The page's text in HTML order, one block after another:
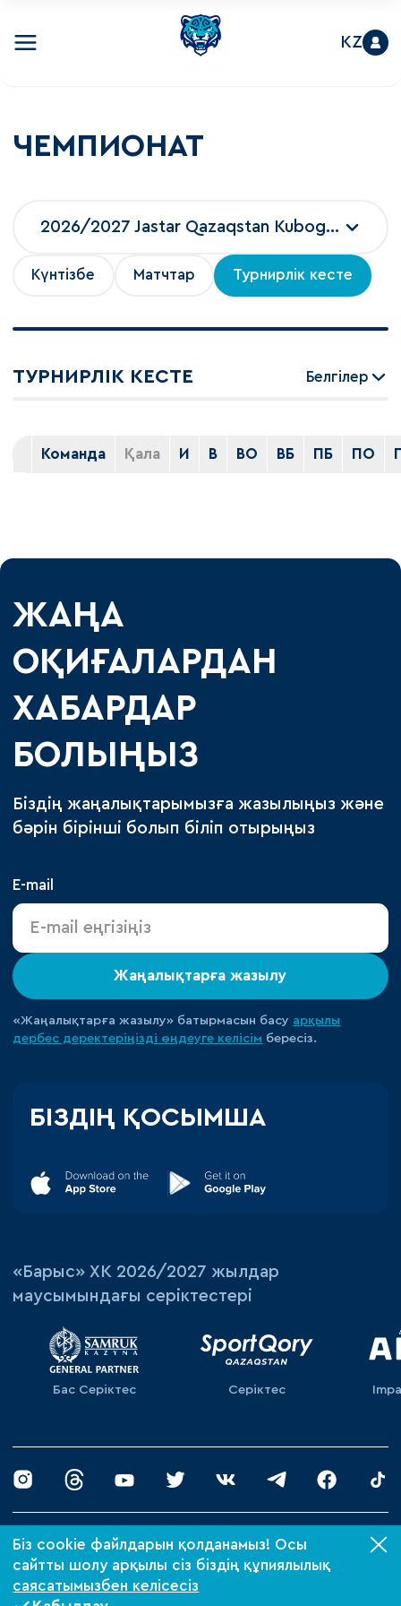
KZ
ЧЕМПИОНАТ
Күнтізбе Матчтар Турнирлік кесте
2026/2027 Jastar Qazaqstan Kubogi 2026
ТУРНИРЛІК КЕСТЕ Белгілер
Команда Қала И В ВО ВБ ПБ ПО
Біз cookie файлдарын қолданамыз! Осы
сайтты шолу арқылы сіз біздің құпиялылық
саясатымызбен келісесіз
ЖАҢА
ОҚИҒАЛАРДАН
ХАБАРДАР
БОЛЫҢЫЗ
Біздің жаңалықтарымызға жазылыңыз және
бәрін бірінші болып біліп отырыңыз
E-mail
Жаңалықтарға жазылу
«Жаңалықтарға жазылу» батырмасын басу арқылы
дербес деректеріңізді өңдеуге келісім бересіз.
БІЗДІҢ ҚОСЫМША
«‎Барыс»‎ ХК 2026/2027 жылдар
маусымындағы серіктестері
Бас Серіктес Серіктес
© 2026 «Барыс ХК»
Құпиялылық саясаты
Xpage-де жасалған